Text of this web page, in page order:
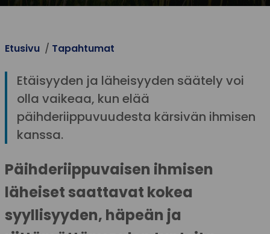
Etusivu Tapahtumat
Etäisyyden ja läheisyyden säätely voi
olla vaikeaa, kun elää
päihderiippuvuudesta kärsivän ihmisen
kanssa.
Päihderiippuvaisen ihmisen
läheiset saattavat kokea
syyllisyyden, häpeän ja